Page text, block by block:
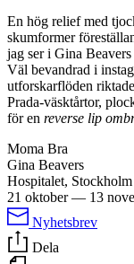
En hög relief med
skumformer
jag ser i Gina
Väl bevandrad i
utforskarflöden
Prada-väsktårtor,
för en reverse lip
Moma Bra
Gina Beavers
Hospitalet, Stockholm
21 oktober— 13
Nyhetsbrev
Dela